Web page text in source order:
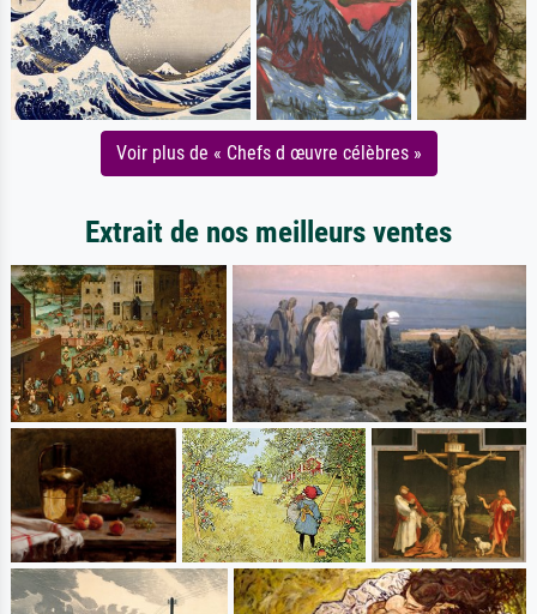
Voir plus de « Chefs d œuvre célèbres »
Extrait de nos meilleurs ventes